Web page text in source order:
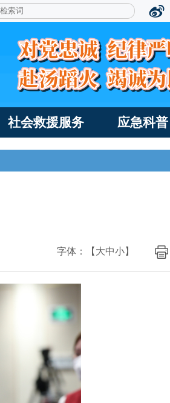
社会救援服务 应急科普
字体：【 大中小】